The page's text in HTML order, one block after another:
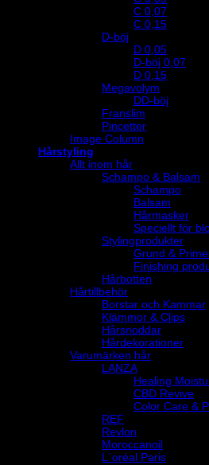
C 0,07
C 0,15
D-böj
D 0,05
D-böj 0,07
D 0,15
Megavolym
DD-böj
Franslim
Pincetter
Image Column
Hårstyling
Allt inom hår
Schampo & Balsam
Schampo
Balsam
Hårmasker
Speciellt för
Stylingprodukter
Grund &
Finishing
Hårbotten
Hårtillbehör
Borstar och Kammar
Klämmor & Clips
Hårsnoddar
Hårdekorationer
Varumärken hår
LANZA
Healing
CBD Revive
Color Care &
REF
Revlon
Moroccanoil
L´oréal Paris